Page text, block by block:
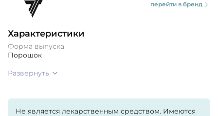
перейти в бренд
Характеристики
Форма выпуска
Порошок
Развернуть
Не является лекарственным средством. Имеются